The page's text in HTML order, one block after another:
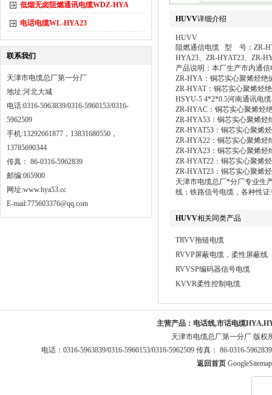
低烟无卤阻燃通讯电缆WDZ-HYA
电话电缆WL-HYA23
联系我们
天津市电缆总厂第一分厂
地址:河北大城
电话:0316-5963839/0316-5960153/0316-
5962509
手机:13292661877，13831680550，
13785690344
传真： 86-0316-5962839
邮编:065900
网址:www.hya53.cc
E-mail:775603376@qq.com
HUVV详细介绍
HUVV
阻燃通信电缆 型 号：ZR-
HYA23、ZR-HYAT23、ZR-
产品说明：本厂生产市内通
ZR-HYA：铜芯实心聚烯烃绝
ZR-HYAT：铜芯实心聚烯烃
HSYU-5 4*2*0.5河南通讯电缆
ZR-HYAC：铜芯实心聚烯烃
ZR-HYA53：铜芯实心聚烯
ZR-HYAT53：铜芯实心聚烯
ZR-HYA22：铜芯实心聚烯
ZR-HYA23：铜芯实心聚烯
ZR-HYAT22：铜芯实心聚烯
ZR-HYAT23：铜芯实心聚烯
天津市电缆总厂*分厂专业生
线；铁路信号电缆，各种性
HUVV相关同类产品
TRVV拖链电缆
RVVP屏蔽电缆，柔性屏蔽线
RVVSP编码器信号电缆
KVVR柔性控制电缆
主营产品： 电话线,市话电缆
天津市电缆总厂第一分厂 版权
电话：0316-5963839/0316-5960153/0316-5962509 传真： 86-0316-
返回首页 GoogleSitemap